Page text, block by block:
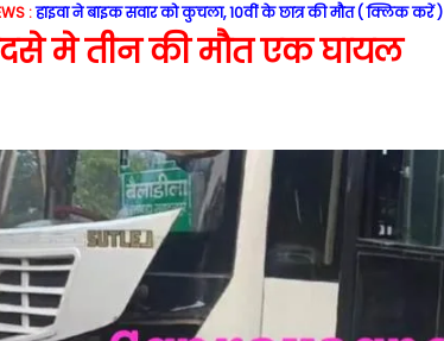
:हाइवा ने बाइक सवार को कुचला, 10वीं के छात्र की मौत ( क्लिक करें )
मे तीन की मौत एक घायल